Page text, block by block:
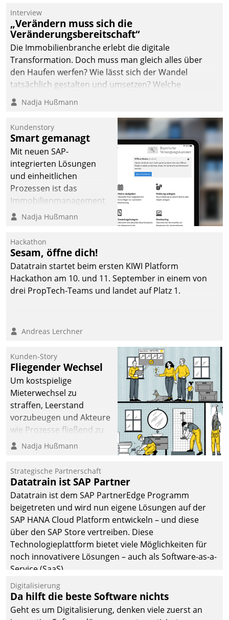
intelligente,
datengestützte
Entscheidungen.
integrieren.
Interview
„Verändern muss sich die
Veränderungsbereitschaft“
Die Immobilienbranche erlebt die digitale
Transformation. Doch muss man gleich alles über
den Haufen werfen? Wie lässt sich der Wandel
tatsächlich gestalten und umsetzen? Welche
Argumente zählen wirklich?
Nadja Hußmann
Kundenstory
Smart gemanagt
Mit neuen SAP-
integrierten Lösungen
und einheitlichen
Prozessen ist das
Immobilienmanagement
der Bayerischen
Ressort Kapitalanlage für
künftige Aufgaben und
Herausforderungen
gerüstet.
Nadja Hußmann
Hackathon
Sesam, öffne dich!
Datatrain startet beim ersten KIWI Platform
Hackathon am 10. und 11. September in einem von
drei PropTech-Teams und landet auf Platz 1.
Andreas Lerchner
Kunden-Story
Fliegender Wechsel
Um kostspielige
Mieterwechsel zu
straffen, Leerstand
vorzubeugen und Akteure
wie Prozesse fließend zu
vernetzen, nutzt die
Jahresbeginn eine
Überblick, Einsicht und
Eingriff bietende Lösung.
Zur Entwicklung setzte
man auf
Cloudtechnologie,
bewährte und Startup-
Partner sowie erstmals
agile Projektmethoden.
Nadja Hußmann
Strategische Partnerschaft
Datatrain ist SAP Partner
Datatrain ist dem SAP PartnerEdge Programm
beigetreten und wird nun eigene Lösungen auf der
SAP HANA Cloud Platform entwickeln – und diese
über den SAP Store vertreiben. Diese
Technologieplattform bietet viele Möglichkeiten für
noch innovativere Lösungen – auch als Software-as-a-
Service (SaaS).
Digitalisierung
Da hilft die beste Software nichts
Geht es um Digitalisierung, denken viele zuerst an